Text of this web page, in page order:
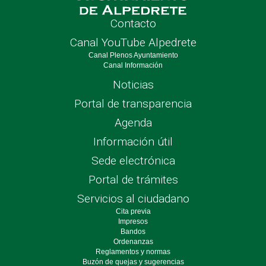
Contacto
Canal YouTube Alpedrete
Canal Plenos Ayuntamiento
Canal Información
Noticias
Portal de transparencia
Agenda
Información útil
Sede electrónica
Portal de trámites
Servicios al ciudadano
Cita previa
Impresos
Bandos
Ordenanzas
Reglamentos y normas
Buzón de quejas y sugerencias